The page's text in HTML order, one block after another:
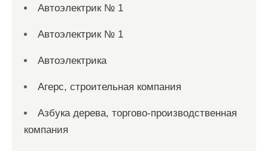
Автоэлектрик № 1
Автоэлектрик № 1
Автоэлектрика
Агерс, строительная компания
Азбука дерева, торгово-производственная
компания